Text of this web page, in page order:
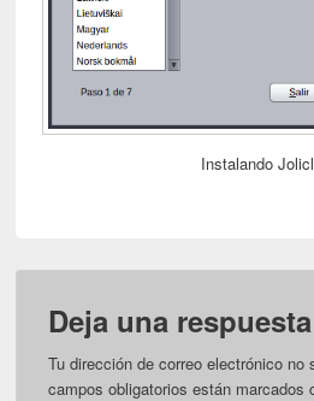
Instalando
Deja una respuesta
Tu dirección de correo electrónico no
campos obligatorios están marcados